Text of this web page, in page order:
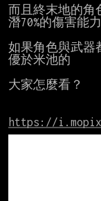
而且終末地的角
潛70%的傷害能力
如果角色與武器
優於米池的
大家怎麼看？
https://